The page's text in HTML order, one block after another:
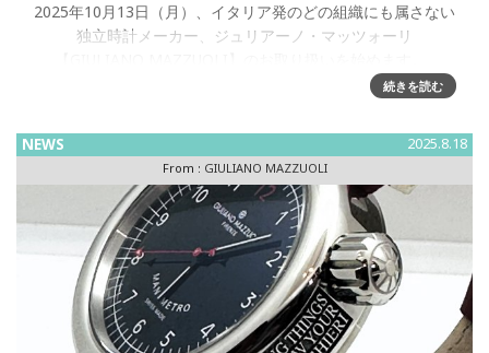
2025年10月13日（月）、イタリア発のどの組織にも属さない
独立時計メーカー、ジュリアーノ・マッツォーリ
続きを読む
NEWS 2025.8.18
From : GIULIANO MAZZUOLI